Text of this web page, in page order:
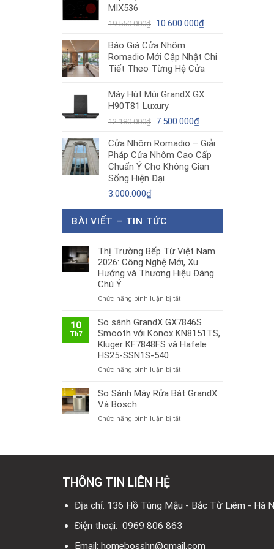
5.200.000₫.
MIX536
19.550.000₫ Giá
là:
19.550.000₫.
10.600.000₫Giá
là:
10.600.000₫.
Báo Giá Cửa Nhôm
Romadio Mới Cập Nhật Chi
Tiết Theo Từng Hệ Cửa
Máy Hút Mùi GrandX GX
H90T81 Luxury
12.180.000₫ Giá
là:
12.180.000₫.
7.500.000₫Giá
tại
là:
7.500.000₫.
Cửa Nhôm Romadio – Giải
Pháp Cửa Nhôm Cao Cấp
Chuẩn Ý Cho Không Gian
Sống Hiện Đại
3.000.000₫
BÀI VIẾT – TIN TỨC
Thị Trường Bếp Từ Việt Nam
2026: Công Nghệ Mới, Xu
Hướng và Thương Hiệu Đáng
Chú Ý
Chức năng bình luận bị tắtở
Trường
Bếp
Từ
2026:
Nghệ
Hướng
Hiệu
10
Th7
So sánh GrandX GX7846S
Smooth với Konox KN8151TS,
Kluger KF7848FS và Hafele
HS25-SSN1S-540
Chức năng bình luận bị tắtở
sánh
Smooth
HS25-
540
So Sánh Máy Rửa Bát GrandX
Và Bosch
Chức năng bình luận bị tắtở
Bosch
THÔNG TIN LIÊN HỆ
Địa chỉ: 136 Hồ Tùng Mậu - Bắc Từ Liêm - Hà
Điện thoại: 0969 806 863
Email: homebosshn@gmail.com